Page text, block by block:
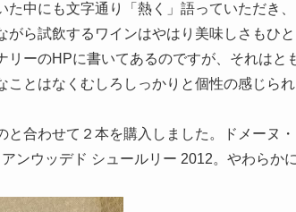
中にも文字通り「熱く」語っていただき
ら試飲するワインはやはり美味しさもひと
ーのHPに書いてあるのですが、それはと
とはなくむしろしっかりと個性の感じら
合わせて２本を購入しました。ドメーヌ
ウッデド シュールリー 2012。やわらか